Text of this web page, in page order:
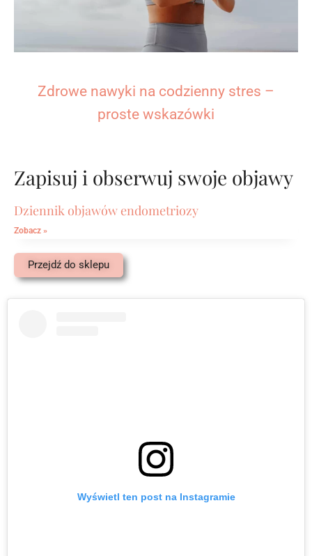
Zdrowe nawyki na codzienny stres –
proste wskazówki
Zapisuj i obserwuj swoje objawy
Dziennik objawów endometriozy
Zobacz »
Przejdź do sklepu
Wyświetl ten post na Instagramie